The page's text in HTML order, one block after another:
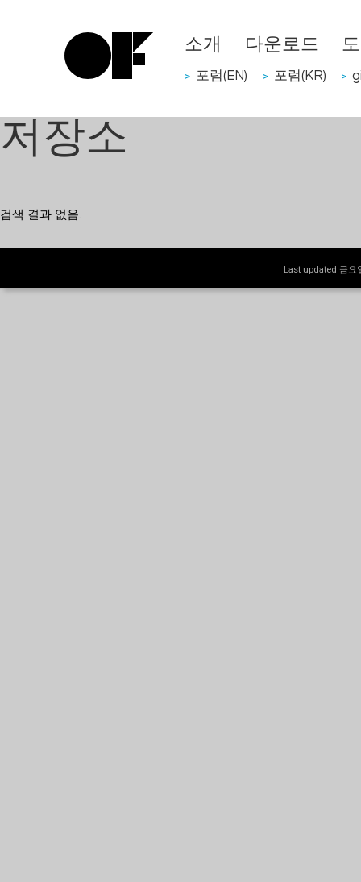
소개 다운로드
> 포럼(EN) > 포럼(KR) >
저장소
검색 결과 없음.
Last updated 금